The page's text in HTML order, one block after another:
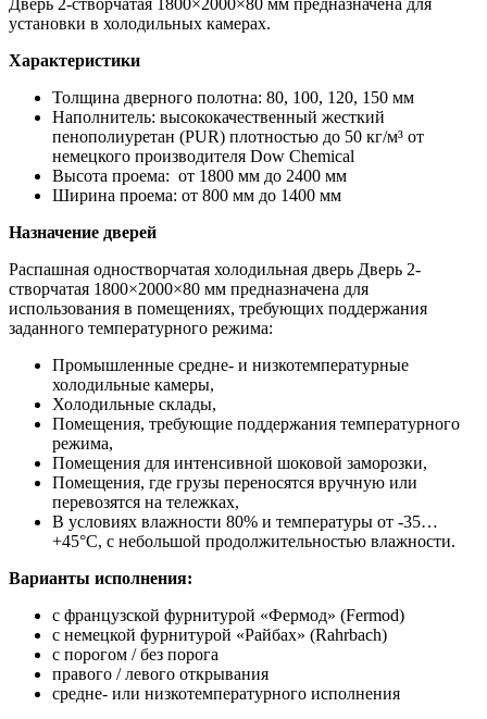
установки в холодильных камерах.
Характеристики
Толщина дверного полотна: 80, 100, 120, 150 мм
Наполнитель: высококачественный жесткий
пенополиуретан (PUR) плотностью до 50 кг/м³ от
немецкого производителя Dow Chemiсal
Высота проема: от 1800 мм до 2400 мм
Ширина проема: от 800 мм до 1400 мм
Назначение дверей
Распашная одностворчатая холодильная дверь Дверь 2-
створчатая 1800×2000×80 мм предназначена для
использования в помещениях, требующих поддержания
заданного температурного режима:
Промышленные средне- и низкотемпературные
холодильные камеры,
Холодильные склады,
Помещения, требующие поддержания температурного
режима,
Помещения для интенсивной шоковой заморозки,
Помещения, где грузы переносятся вручную или
перевозятся на тележках,
В условиях влажности 80% и температуры от -35…
+45°С, с небольшой продолжительностью влажности.
Варианты исполнения:
с французской фурнитурой «Фермод» (Fermod)
c немецкой фурнитурой «Райбах» (Rahrbach)
с порогом / без порога
правого / левого открывания
средне- или низкотемпературного исполнения